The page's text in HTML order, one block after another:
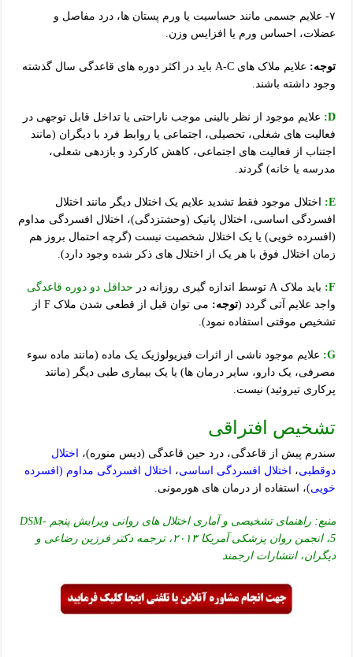
۷- علایم جسمی مانند حساسیت یا ورم پستان ها، درد مفاصل و
عضلات، احساس ورم یا افزایس وزن.
توجه:
علایم ملاک های A-C باید در اکثر دوره های قاعدگی سال گذشته
وجود داشته باشند.
D:
علایم موجود از نظر بالینی موجب ناراحتی یا تداخل قابل توجهی در
فعالیت های شغلی، تحصیلی، اجتماعی یا روابط فرد با دیگران (مانند
اجتناب از فعالیت های اجتماعی، کاهش کارکرد و بازدهی شعلی،
مدرسه یا خانه) گردند.
E:
اختلال موجود فقط تشدید علایم یک اختلال دیگر مانند اختلال
افسردگی اساسی، اختلال پانیک (وحشتزدگی)، اختلال افسردگی مداوم
(افسرده خویی) یا یک اختلال شخصیت نیست (گرچه احتمال بروز هم
زمان اختلال فوق با هر یک از اختلال های ذکر شده وجود دارد).
F: باید ملاک A توسط اندازه گیری روزانه در
حداقل دو دوره قاعدگی
واجد علایم آتی گردد (توجه:
می توان قبل از قطعی شدن ملاک F از
تشخیص موقتی استفاده نمود).
G:
علایم موجود ناشی از اثرات فیزیولوژیک یک ماده (مانند ماده سوء
مصرفی، یک دارو، سایر درمان ها) یا یک بیماری طبی دیگر (مانند
پرکاری تیروئید) نیست.
تشخیص افتراقی
سندرم پیش از قاعدگی، درد حین قاعدگی (دیس منوره)،
اختلال
دوقطبی، اختلال افسردگی اساسی،
اختلال افسردگی مداوم (افسرده
خویی)، استفاده از درمان های هورمونی.
منبع: راهنمای تشخیصی و آماری اختلال های روانی ویرایش پنجم DSM-
5، انجمن روان پزشکی آمریکا ۲۰۱۳، ترجمه دکتر فرزین رضاعی و
دیگران، انتشارات ارجمند